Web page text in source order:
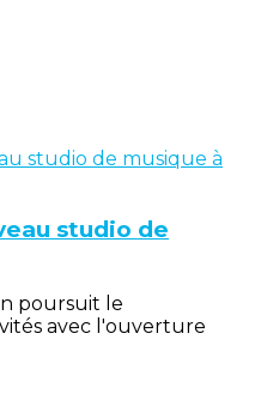
studio de
poursuit le
avec l'ouverture